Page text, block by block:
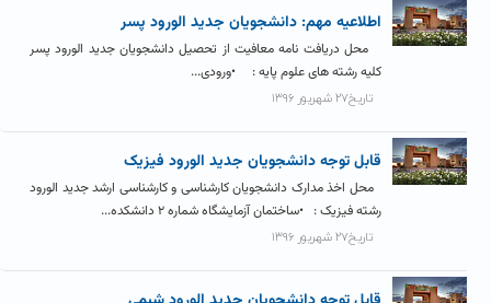
اطلاعیه مهم: دانشجویان جدید الورود پسر
محل دریافت نامه معافیت از تحصیل دانشجویان جدید الورود پسر
کلیه رشته های علوم پایه : •ورودی...
تاریخ۲۷ شهریور ۱۳۹۶
قابل توجه دانشجویان جدید الورود فیزیک
محل اخذ مدارک دانشجویان کارشناسی و کارشناسی ارشد جدید الورود
رشته فیزیک : •ساختمان آزمایشگاه شماره ۲ دانشکده...
تاریخ۲۷ شهریور ۱۳۹۶